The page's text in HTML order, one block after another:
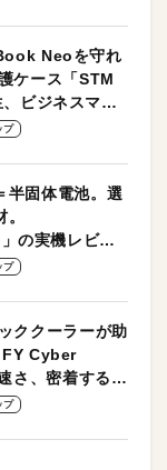
Neoを守れ
ケース「STM
ビジネスマン
プ
半固体電池。選
の実機レビュ
プ
ククーラーが助
Cyber
さ、密着する冷
性がグッド！
プ